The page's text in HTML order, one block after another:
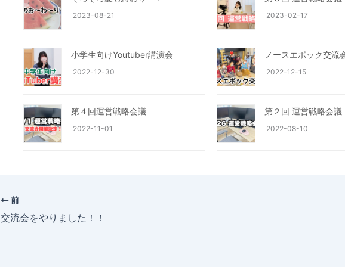
2023-08-21 2023-02-17
小学生向けYoutuber講演会
2022-12-30
ノースエポック交流
2022-12-15
第４回運営戦略会議
2022-11-01
第２回 運営戦略会議
2022-08-10
前
交流会をやりました！！